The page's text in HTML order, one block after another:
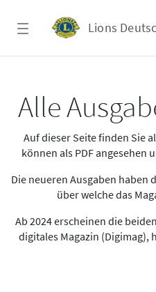
Lions
Alle
Auf dieser Seite finden Sie
können als PDF angesehen
Die neueren Ausgaben haben
über welche das
Ab 2024 erscheinen die
digitales Magazin (Digimag),